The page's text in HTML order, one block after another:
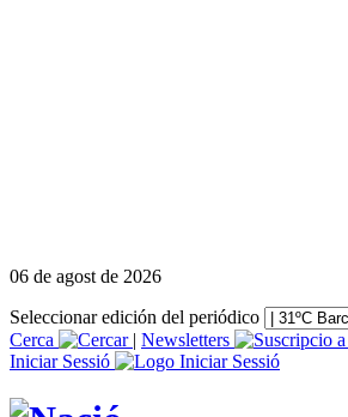
06 de agost de 2026
Seleccionar edición del periódico
Cerca
| Newsletters
Iniciar Sessió